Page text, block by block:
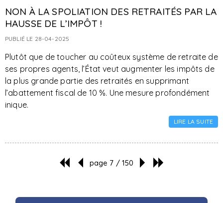
NON À LA SPOLIATION DES RETRAITÉS PAR LA
HAUSSE DE L’IMPÔT !
PUBLIÉ LE 28-04-2025
Plutôt que de toucher au coûteux système de retraite de
ses propres agents, l’État veut augmenter les impôts de
la plus grande partie des retraités en supprimant
l’abattement fiscal de 10 %. Une mesure profondément
inique.
LIRE LA SUITE
page 7 / 150